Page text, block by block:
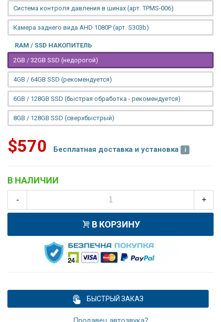
Система контроля давления в шинах (арт. TPMS-006)
Камера заднего вида AHD 1080P (арт. S303b)
RAM / SSD НАКОПИТЕЛЬ
2GB / 32GB SSD (недорогой)
4GB / 64GB SSD (рекомендуется)
6GB / 128GB SSD (быстрая обработка - рекомендуется)
8GB / 128GB SSD (сверхбыстрый)
$570 Бесплатная доставка и установка
В НАЛИЧИИ
- +
В КОРЗИНУ
БЫСТРЫЙ ЗАКАЗ